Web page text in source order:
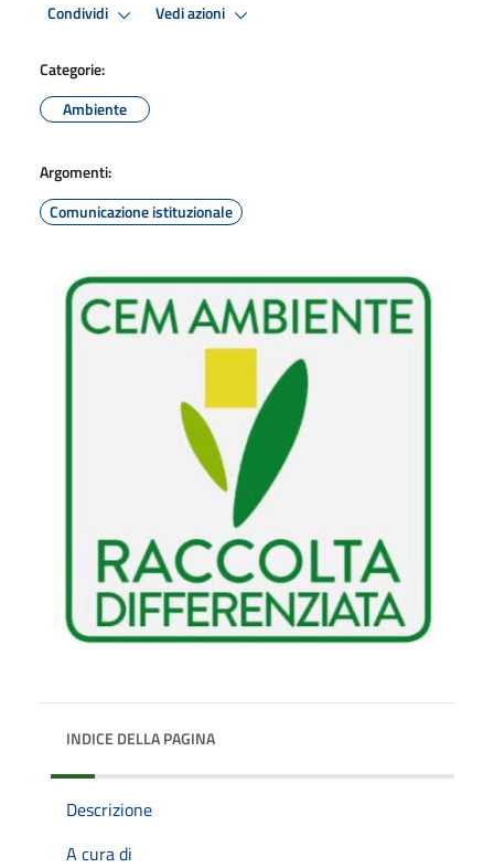
Condividi Vedi azioni
Categorie:
Ambiente
Argomenti:
Comunicazione istituzionale
INDICE DELLA PAGINA
Descrizione
A cura di